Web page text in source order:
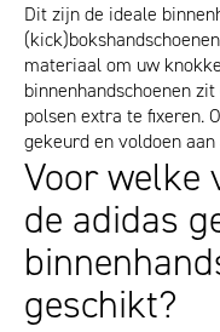
Dit zijn de ideale
materiaal om uw
binnenhandschoenen
polsen extra te fixeren.
gekeurd en voldoen
Voor welke
de adidas
geschikt?